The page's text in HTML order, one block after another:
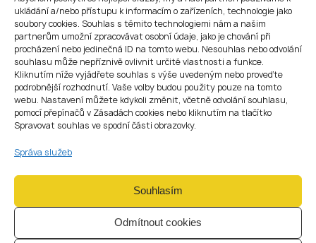
ukládání a/nebo přístupu k informacím o zařízeních, technologie jako
soubory cookies. Souhlas s těmito technologiemi nám a našim
partnerům umožní zpracovávat osobní údaje, jako je chování při
procházení nebo jedinečná ID na tomto webu. Nesouhlas nebo odvolání
souhlasu může nepříznivě ovlivnit určité vlastnosti a funkce.
Kliknutím níže vyjádřete souhlas s výše uvedeným nebo proveďte
podrobnější rozhodnutí. Vaše volby budou použity pouze na tomto
webu. Nastavení můžete kdykoli změnit, včetně odvolání souhlasu,
pomocí přepínačů v Zásadách cookies nebo kliknutím na tlačítko
Spravovat souhlas ve spodní části obrazovky.
Správa služeb
Souhlasím
Odmítnout cookies
Neomezený pobyt na území České republiky
Možnost získání hypotéky a koupě nemovitosti
Založení živnosti nebo firmy s bankovním účtem v jakékoli
bance
Možnost přenesení pobytu do jiné země EU
Z dlouhodobého víza k
trvalému pobytu a
občanství
požádat o
prodloužit dlouhodobé vízum.
Po dalších5 letech(celkem 10) získáváte právo požádat o
občanství České republiky prostřednictvím naturalizace